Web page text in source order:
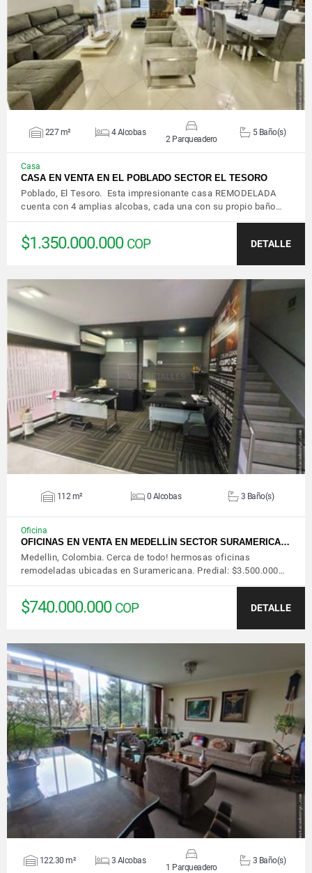
VER DETALLES
227 m² 4 Alcobas
2 Parqueadero
5 Baño(s)
Casa
CASA EN VENTA EN EL POBLADO SECTOR EL TESORO
Poblado, El Tesoro. Esta impresionante casa REMODELADA
cuenta con 4 amplias alcobas, cada una con su propio baño…
$1.350.000.000 COP DETALLE
VER DETALLES
112 m² 0 Alcobas 3 Baño(s)
Oficina
OFICINAS EN VENTA EN MEDELLÍN SECTOR SURAMERICA…
Medellin, Colombia. Cerca de todo! hermosas oficinas
remodeladas ubicadas en Suramericana. Predial: $3.500.000…
$740.000.000 COP DETALLE
VER DETALLES
122.30 m² 3 Alcobas
1 Parqueadero
3 Baño(s)